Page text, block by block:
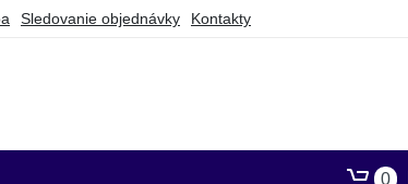
Sledovanie objednávky Kontakty
0